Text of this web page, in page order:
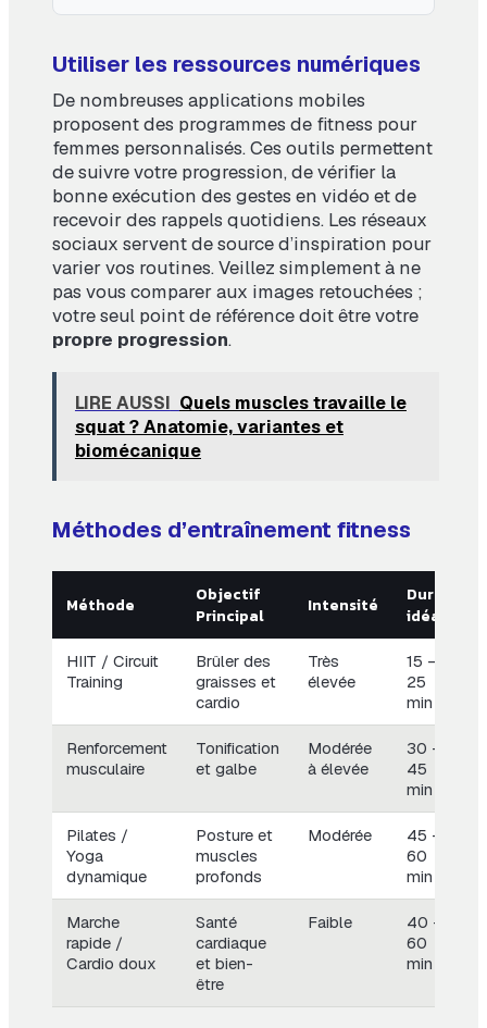
Utiliser les ressources numériques
De nombreuses applications mobiles
proposent des programmes de fitness pour
femmes personnalisés. Ces outils permettent
de suivre votre progression, de vérifier la
bonne exécution des gestes en vidéo et de
recevoir des rappels quotidiens. Les réseaux
sociaux servent de source d’inspiration pour
varier vos routines. Veillez simplement à ne
pas vous comparer aux images retouchées ;
votre seul point de référence doit être votre
propre progression.
LIRE AUSSI Quels muscles travaille le
squat ? Anatomie, variantes et
biomécanique
Méthodes d’entraînement fitness
Méthode
Objectif
Principal
Intensité
Durée
idéale
HIIT / Circuit
Training
Brûler des
graisses et
cardio
Très
élevée
15 –
25
min
Renforcement
musculaire
Tonification
et galbe
Modérée
à élevée
30 –
45
min
Pilates /
Yoga
dynamique
Posture et
muscles
profonds
Modérée
45 –
60
min
Marche
rapide /
Cardio doux
Santé
cardiaque
et bien-
être
Faible
40 –
60
min